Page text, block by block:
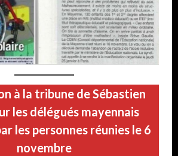
à la tribune de Sébastien
les délégués mayennais
les personnes réunies le 6
novembre